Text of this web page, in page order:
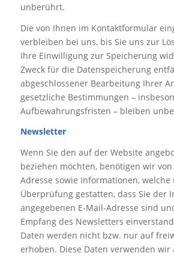
unberührt.
Die von Ihnen im Kontaktformular
verbleiben bei uns, bis Sie uns zur
Ihre Einwilligung zur Speicherung
Zweck für die Datenspeicherung
abgeschlossener Bearbeitung Ihrer
gesetzliche Bestimmungen –
Aufbewahrungsfristen – bleiben
Newsletter
Wenn Sie den auf der Website
beziehen möchten, benötigen wir
Adresse sowie Informationen, welche
Überprüfung gestatten, dass Sie der
angegebenen E-Mail-Adresse sind
Empfang des Newsletters
Daten werden nicht bzw. nur auf
erhoben. Diese Daten verwenden